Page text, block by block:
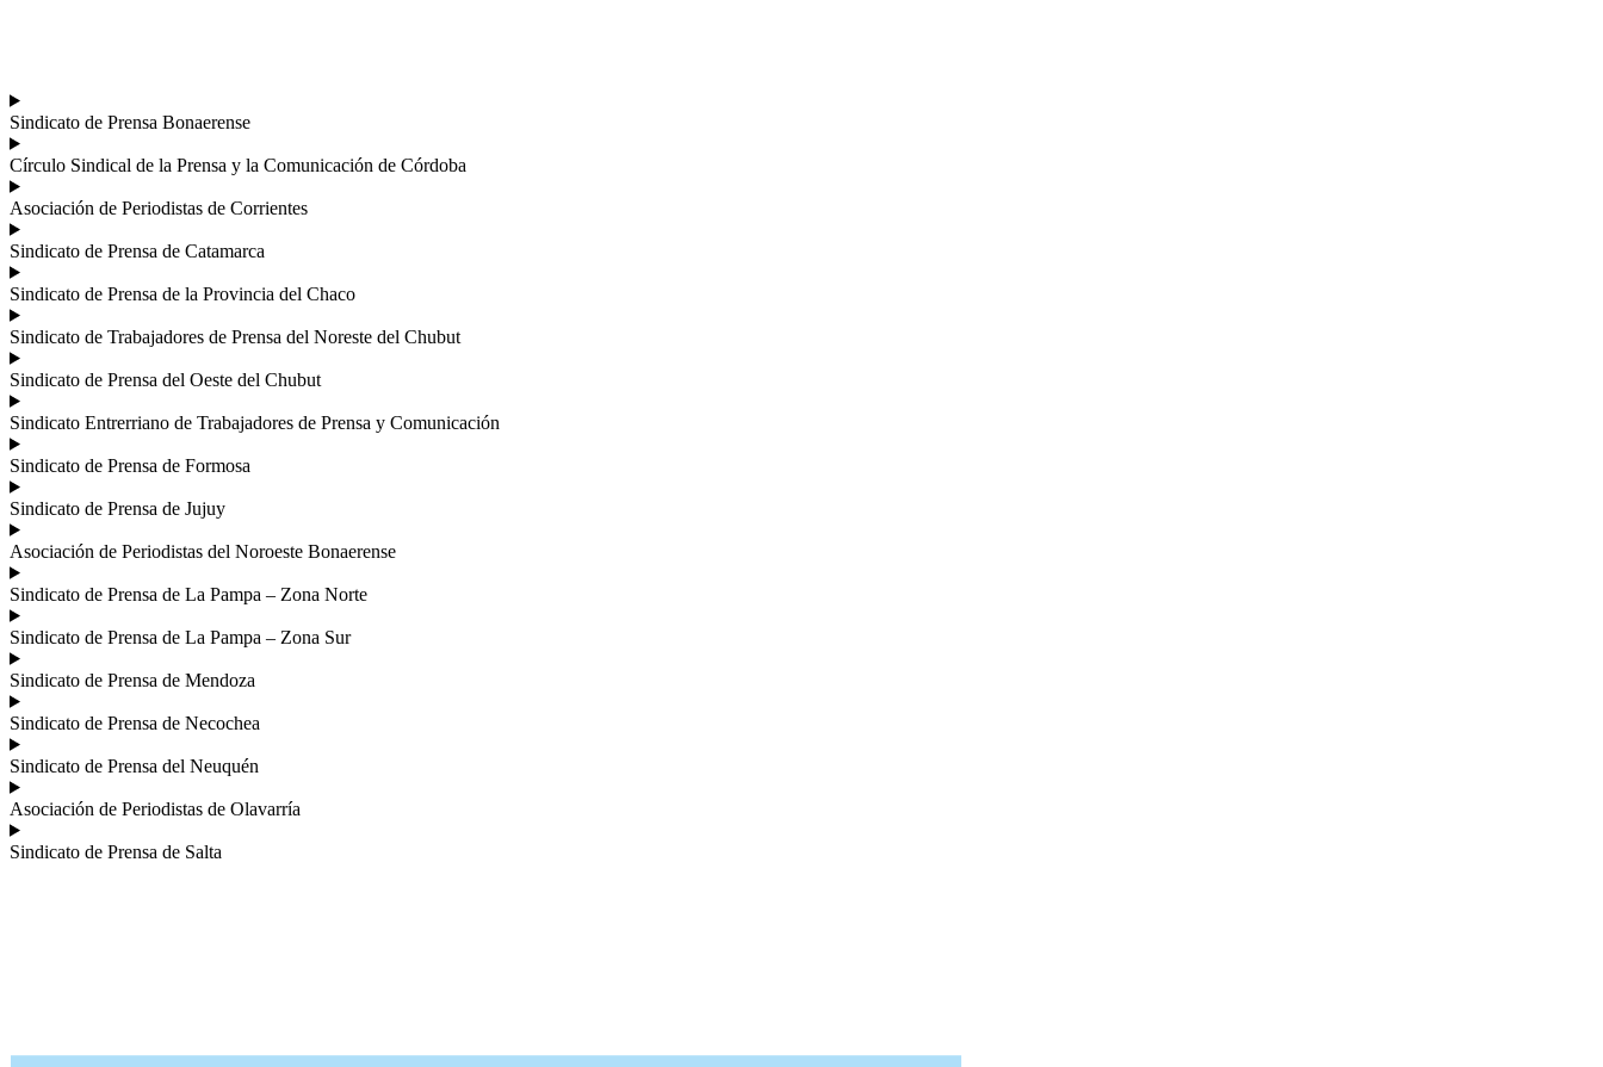
Sindicato de Prensa Bonaerense
Círculo Sindical de la Prensa y la Comunicación de Córdoba
Asociación de Periodistas de Corrientes
Sindicato de Prensa de Catamarca
Sindicato de Prensa de la Provincia del Chaco
Sindicato de Trabajadores de Prensa del Noreste del Chubut
Sindicato de Prensa del Oeste del Chubut
Sindicato Entrerriano de Trabajadores de Prensa y Comunicación
Sindicato de Prensa de Formosa
Sindicato de Prensa de Jujuy
Asociación de Periodistas del Noroeste Bonaerense
Sindicato de Prensa de La Pampa – Zona Norte
Sindicato de Prensa de La Pampa – Zona Sur
Sindicato de Prensa de Mendoza
Sindicato de Prensa de Necochea
Sindicato de Prensa del Neuquén
Asociación de Periodistas de Olavarría
Sindicato de Prensa de Salta